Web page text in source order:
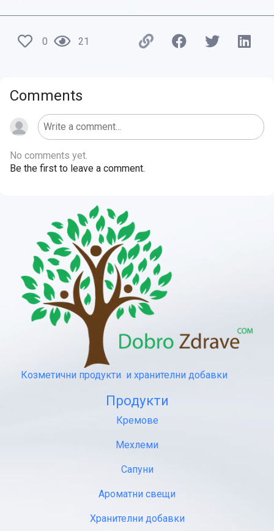
0 21
Comments
No comments yet.
Be the first to leave a comment.
Козметични продукти и хранителни добавки
Продукти
Кремове
Мехлеми
Сапуни
Ароматни свещи
Хранителни добавки